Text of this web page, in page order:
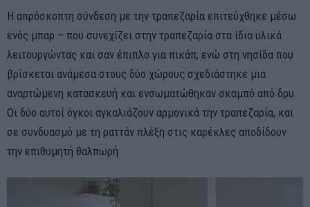
Η απρόσκοπτη σύνδεση με την τραπεζαρία επιτεύχθηκε μέσω
ενός μπαρ – που συνεχίζει στην τραπεζαρία στα ίδια υλικά
λειτουργώντας και σαν έπιπλο για πικάπ, ενώ στη νησίδα που
βρίσκεται ανάμεσα στους δύο χώρους σχεδιάστηκε μια
αναρτώμενη κατασκευή και ενσωματώθηκαν σκαμπό από δρυ.
Οι δύο αυτοί όγκοι αγκαλιάζουν αρμονικά την τραπεζαρία, και
σε συνδυασμό με τη ραττάν πλέξη στις καρέκλες αποδίδουν
την επιθυμητή θαλπωρή.